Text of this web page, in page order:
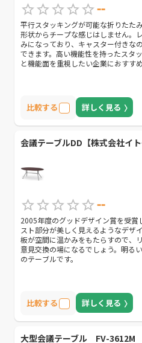
--
平行スタッキングが可能な折りたた
形状からチープな感じはしません。
みになっており、キャスター付きな
できます。高い機能性を持ったスタ
と機能面を重視したい企業におすすめ
比較する 詳しく見る
会議テーブルDD【株式会社イト
--
2005年度のグッドデザイン賞を受
スト部分が美しく見えるようなデザ
板が空間に温かみをもたらすので、
意見交換の場になるでしょう。明る
のテーブルです。
比較する 詳しく見る
大型会議テーブル FV-3612M